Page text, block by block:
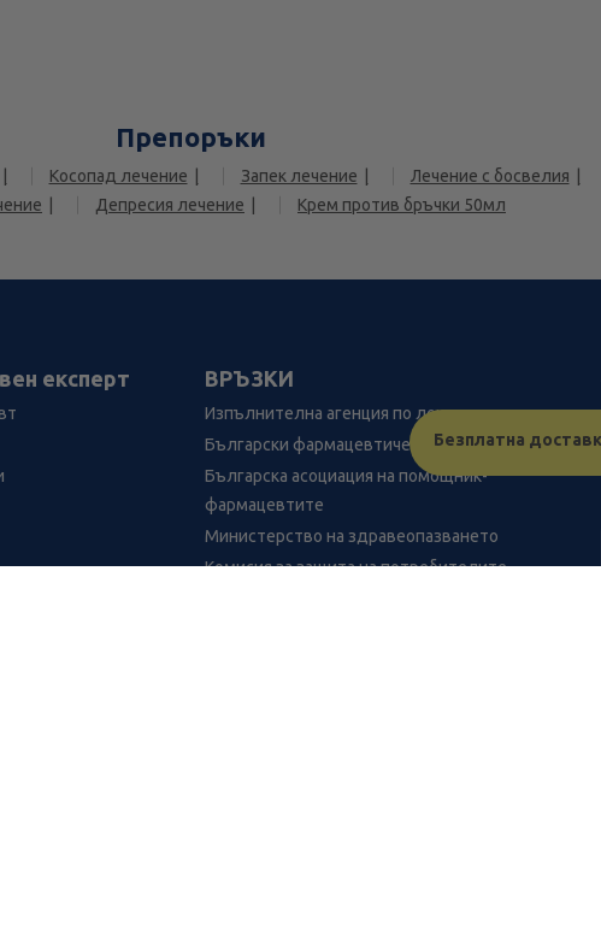
Безплатна
Препоръки
Косопад лечение Запек лечение Лечение с босвелия
Депресия лечение Крем против бръчки 50мл
експерт ВРЪЗКИ
Изпълнителна агенция по лекарствата
Български фармацевтичен съюз
Българска асоциация на помощник-
фармацевтите
Министерство на здравеопазването
Комисия за защита на потребителите